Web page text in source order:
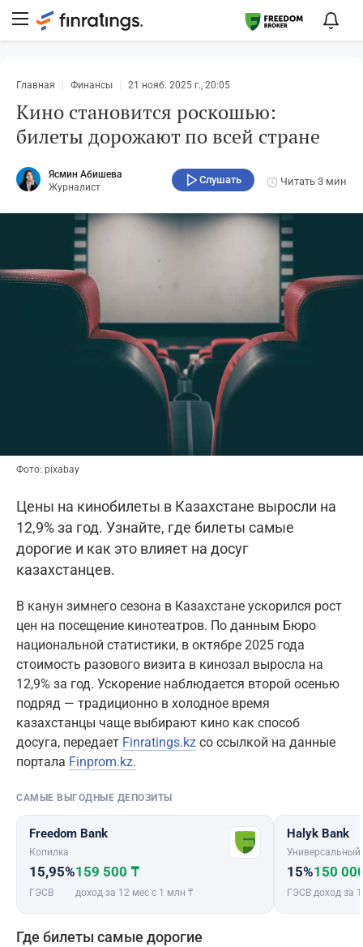
Главная Финансы 21 нояб. 2025 г., 20:05
Кино становится роскошью:
билеты дорожают по всей стране
Ясмин Абишева
Журналист
Слушать Читать 3 мин
Фото: pixabay
Цены на кинобилеты в Казахстане выросли на
12,9% за год. Узнайте, где билеты самые
дорогие и как это влияет на досуг
казахстанцев.
В канун зимнего сезона в Казахстане ускорился рост
цен на посещение кинотеатров. По данным Бюро
национальной статистики, в октябре 2025 года
стоимость разового визита в кинозал выросла на
12,9% за год. Ускорение наблюдается второй осенью
подряд — традиционно в холодное время
казахстанцы чаще выбирают кино как способ
досуга, передает Finratings.kz со ссылкой на данные
портала Finprom.kz.
САМЫЕ ВЫГОДНЫЕ ДЕПОЗИТЫ
Freedom Bank
Копилка
15,95%
ГЭСВ
159 500 ₸
доход за 12 мес с 1 млн ₸
Halyk Bank
Универсальный
15%
ГЭСВ
150
доход за
Где билеты самые дорогие